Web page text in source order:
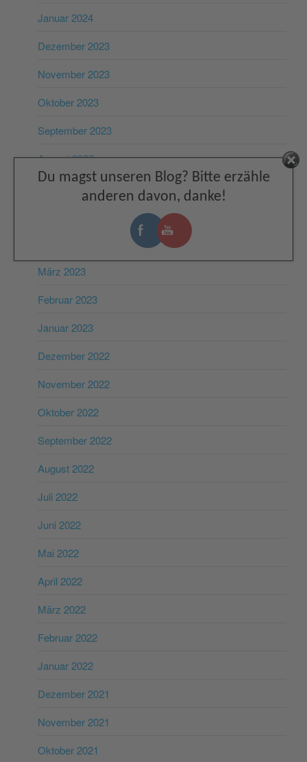
Januar 2024
Dezember 2023
November 2023
Oktober 2023
September 2023
August 2023
Juli 2023
März 2023
Februar 2023
Januar 2023
Dezember 2022
November 2022
Oktober 2022
September 2022
August 2022
Juli 2022
Juni 2022
Mai 2022
April 2022
März 2022
Februar 2022
Januar 2022
Dezember 2021
November 2021
Oktober 2021
Du magst unseren Blog? Bitte erzähle
anderen davon, danke!
Facebook